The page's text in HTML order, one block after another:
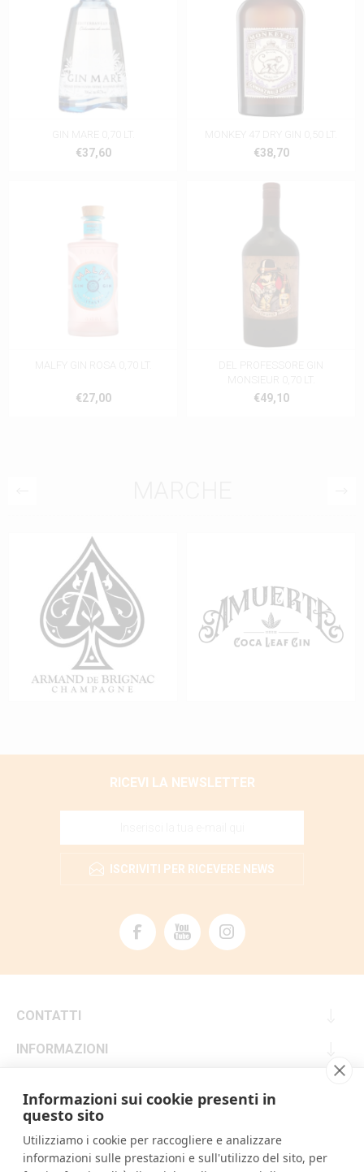
GIN MARE 0,70 LT.
€37,60
MONKEY 47 DRY GIN 0,50 LT.
€38,70
MALFY GIN ROSA 0,70 LT.
€27,00
DEL PROFESSORE GIN
MONSIEUR 0,70 LT.
€49,10
RICEVI LA NEWSLETTER
ISCRIVITI PER RICEVERE NEWS
CONTATTI
INFORMAZIONI
IL MIO ACCOUNT
Informazioni sui cookie presenti in
questo sito
Utilizziamo i cookie per raccogliere e analizzare
informazioni sulle prestazioni e sull'utilizzo del sito, per